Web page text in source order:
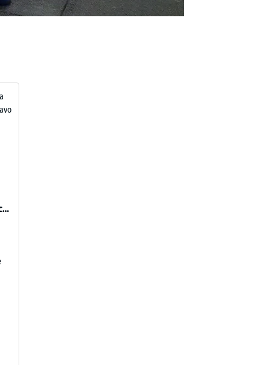
Fitnes podlaga Fitness Performance Impact ED